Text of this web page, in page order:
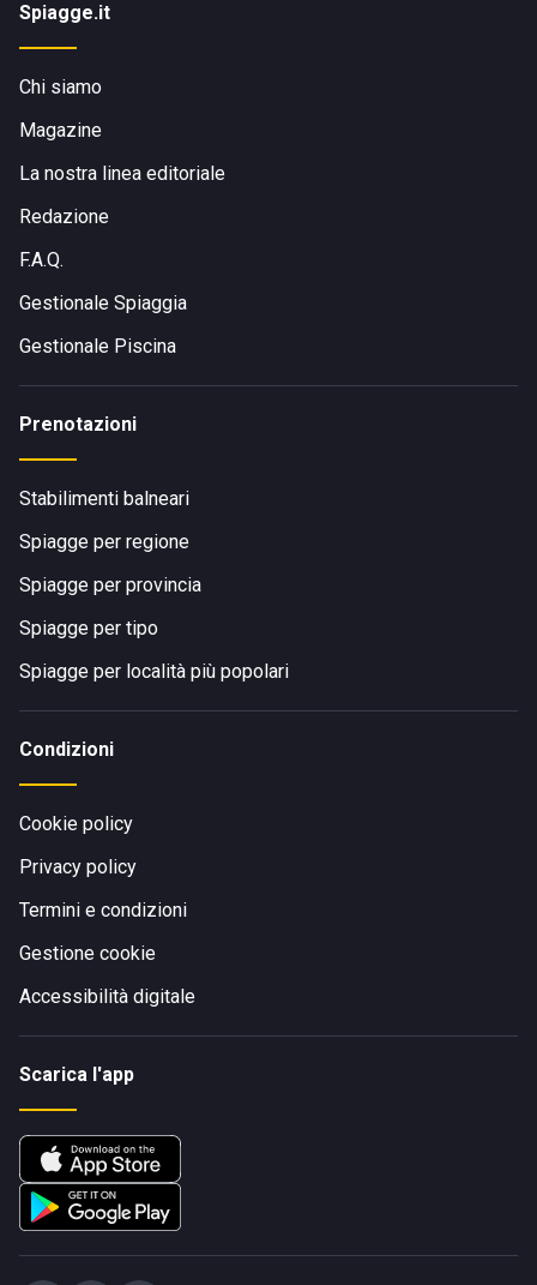
Spiagge.it
Chi siamo
Magazine
La nostra linea editoriale
Redazione
F.A.Q.
Gestionale Spiaggia
Gestionale Piscina
Prenotazioni
Stabilimenti balneari
Spiagge per regione
Spiagge per provincia
Spiagge per tipo
Spiagge per località più popolari
Condizioni
Cookie policy
Privacy policy
Termini e condizioni
Gestione cookie
Accessibilità digitale
Scarica l'app